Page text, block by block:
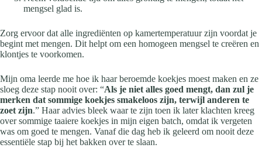
mengsel glad is.
Zorg ervoor dat alle ingrediënten op kamertemperatuur zijn voordat je
begint met mengen. Dit helpt om een homogeen mengsel te creëren en
klontjes te voorkomen.
Mijn oma leerde me hoe ik haar beroemde koekjes moest maken en ze
sloeg deze stap nooit over: “Als je niet alles goed mengt, dan zul je
merken dat sommige koekjes smakeloos zijn, terwijl anderen te
zoet zijn.” Haar advies bleek waar te zijn toen ik later klachten kreeg
over sommige taaiere koekjes in mijn eigen batch, omdat ik vergeten
was om goed te mengen. Vanaf die dag heb ik geleerd om nooit deze
essentiële stap bij het bakken over te slaan.